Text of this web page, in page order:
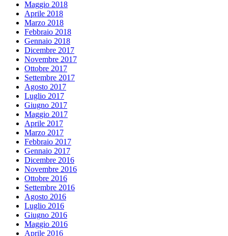
Maggio 2018
Aprile 2018
Marzo 2018
Febbraio 2018
Gennaio 2018
Dicembre 2017
Novembre 2017
Ottobre 2017
Settembre 2017
Agosto 2017
Luglio 2017
Giugno 2017
Maggio 2017
Aprile 2017
Marzo 2017
Febbraio 2017
Gennaio 2017
Dicembre 2016
Novembre 2016
Ottobre 2016
Settembre 2016
Agosto 2016
Luglio 2016
Giugno 2016
Maggio 2016
Aprile 2016